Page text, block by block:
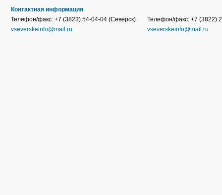
Контактная информация
Телефон/факс: +7 (3823) 54-04-04 (Северск)
vseverskeinfo@mail.ru
Телефон/факс: +7 (3822)
vseverskeinfo@mail.ru